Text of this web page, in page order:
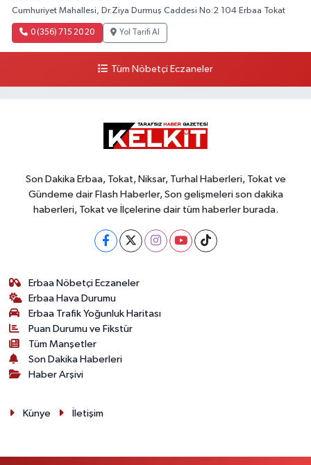
Cumhuriyet Mahallesi, Dr.Ziya Durmuş Caddesi No:2 104 Erbaa Tokat
0 (356) 715 20 20 Yol Tarifi Al
Tüm Nöbetçi Eczaneler
Son Dakika Erbaa, Tokat, Niksar, Turhal Haberleri, Tokat ve
Gündeme dair Flash Haberler, Son gelişmeleri son dakika
haberleri, Tokat ve İlçelerine dair tüm haberler burada.
Erbaa Nöbetçi Eczaneler
Erbaa Hava Durumu
Erbaa Trafik Yoğunluk Haritası
Puan Durumu ve Fikstür
Tüm Manşetler
Son Dakika Haberleri
Haber Arşivi
Künye İletişim